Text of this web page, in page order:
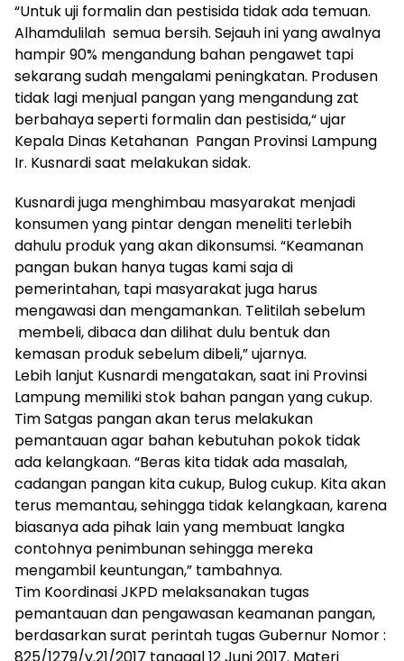
“Untuk uji formalin dan pestisida tidak ada temuan.
Alhamdulilah semua bersih. Sejauh ini yang awalnya
hampir 90% mengandung bahan pengawet tapi
sekarang sudah mengalami peningkatan. Produsen
tidak lagi menjual pangan yang mengandung zat
berbahaya seperti formalin dan pestisida,“ ujar
Kepala Dinas Ketahanan Pangan Provinsi Lampung
Ir. Kusnardi saat melakukan sidak.
Kusnardi juga menghimbau masyarakat menjadi
konsumen yang pintar dengan meneliti terlebih
dahulu produk yang akan dikonsumsi. “Keamanan
pangan bukan hanya tugas kami saja di
pemerintahan, tapi masyarakat juga harus
mengawasi dan mengamankan. Telitilah sebelum
membeli, dibaca dan dilihat dulu bentuk dan
kemasan produk sebelum dibeli,” ujarnya.
Lebih lanjut Kusnardi mengatakan, saat ini Provinsi
Lampung memiliki stok bahan pangan yang cukup.
Tim Satgas pangan akan terus melakukan
pemantauan agar bahan kebutuhan pokok tidak
ada kelangkaan. “Beras kita tidak ada masalah,
cadangan pangan kita cukup, Bulog cukup. Kita akan
terus memantau, sehingga tidak kelangkaan, karena
biasanya ada pihak lain yang membuat langka
contohnya penimbunan sehingga mereka
mengambil keuntungan,” tambahnya.
Tim Koordinasi JKPD melaksanakan tugas
pemantauan dan pengawasan keamanan pangan,
berdasarkan surat perintah tugas Gubernur Nomor :